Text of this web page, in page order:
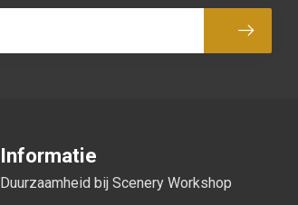
Abonneer
Informatie
Duurzaamheid bij Scenery Workshop